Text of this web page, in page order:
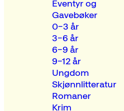
Eventyr og
Gavebøker
0–3 år
3–6 år
6–9 år
9–12 år
Ungdom
Skjønnlitteratur
Romaner
Krim